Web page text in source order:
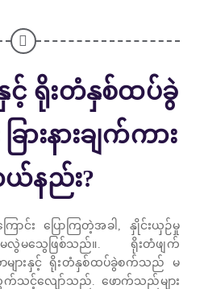
င့် ရိုးတံနှစ်ထပ်ခွဲ
ားနားချက်ကား
နည်း?
င်း ပြောကြတဲ့အခါ, နှိုင်းယှဉ်မှု
မသွေဖြစ်သည်။. ရိုးတံဖျက်
များနှင့် ရိုးတံနှစ်ထပ်ခွဲစက်သည် မ
သင့်လျော်သည်. ဖောက်သည်များ